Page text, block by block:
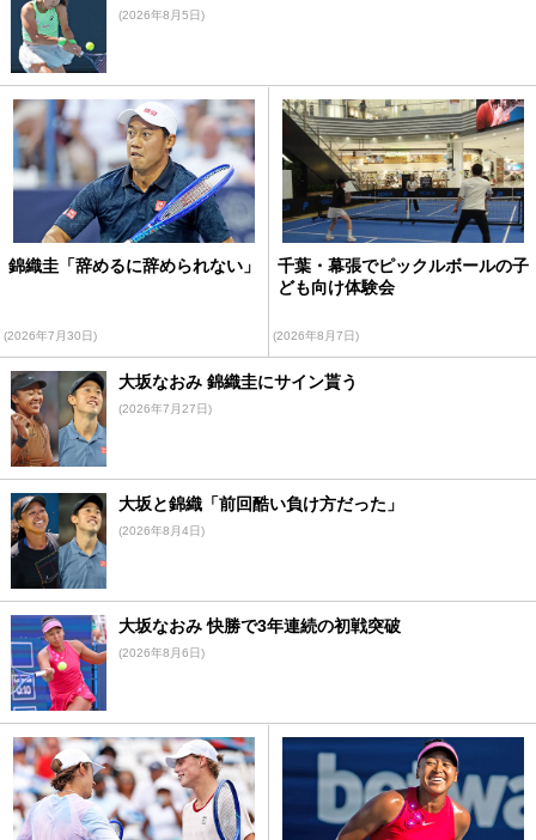
(2026年8月5日)
錦織圭「辞めるに辞められない」
(2026年7月30日)
千葉・幕張でピックルボールの子
ども向け体験会
(2026年8月7日)
大坂なおみ 錦織圭にサイン貰う
(2026年7月27日)
大坂と錦織「前回酷い負け方だった」
(2026年8月4日)
大坂なおみ 快勝で3年連続の初戦突破
(2026年8月6日)